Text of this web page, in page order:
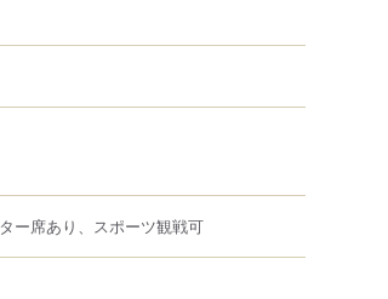
ー席あり、スポーツ観戦可